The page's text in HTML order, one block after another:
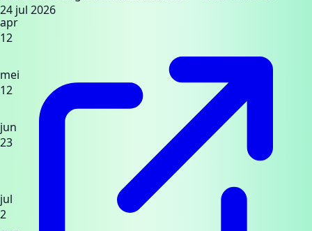
apr
12
mei
12
jun
23
jul
2
24 jul 2026